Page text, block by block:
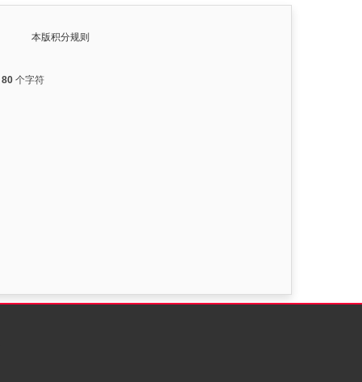
本版积分规则
80 个字符